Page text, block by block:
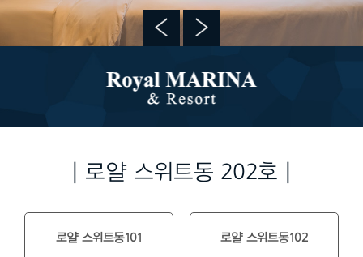
| 로얄 스위트동 202호 |
로얄 스위트동101 로얄 스위트동102